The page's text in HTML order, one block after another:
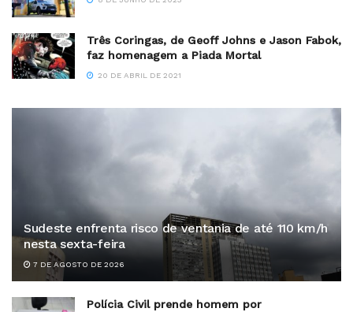
Três Coringas, de Geoff Johns e Jason Fabok,
faz homenagem a Piada Mortal
20 DE ABRIL DE 2021
Sudeste enfrenta risco de ventania de até 110 km/h
nesta sexta-feira
7 DE AGOSTO DE 2026
Polícia Civil prende homem por